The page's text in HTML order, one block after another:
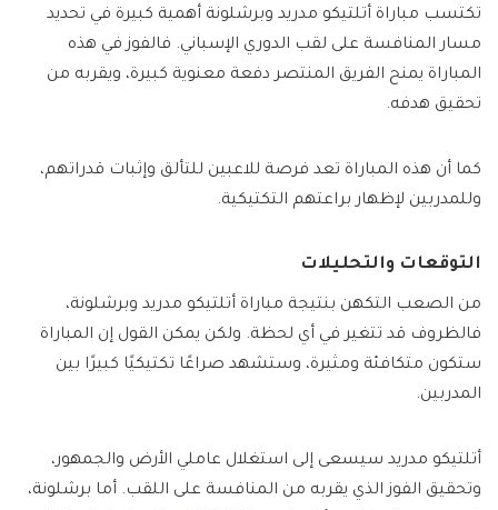
تكتسب مباراة أتلتيكو مدريد وبرشلونة أهمية كبيرة في تحديد
مسار المنافسة على لقب الدوري الإسباني. فالفوز في هذه
المباراة يمنح الفريق المنتصر دفعة معنوية كبيرة، ويقربه من
تحقيق هدفه.
كما أن هذه المباراة تعد فرصة للاعبين للتألق وإثبات قدراتهم،
وللمدربين لإظهار براعتهم التكتيكية.
التوقعات والتحليلات
من الصعب التكهن بنتيجة مباراة أتلتيكو مدريد وبرشلونة،
فالظروف قد تتغير في أي لحظة. ولكن يمكن القول إن المباراة
ستكون متكافئة ومثيرة، وستشهد صراعًا تكتيكيًا كبيرًا بين
المدربين.
أتلتيكو مدريد سيسعى إلى استغلال عاملي الأرض والجمهور،
وتحقيق الفوز الذي يقربه من المنافسة على اللقب. أما برشلونة،